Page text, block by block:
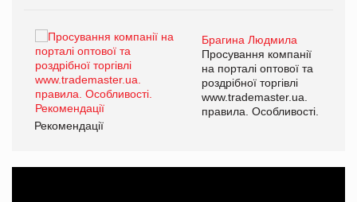
Брагина Людмила
Просування компанії
на порталі оптової та
роздрібної торгівлі
www.trademaster.ua.
правила. Особливості.
Рекомендації